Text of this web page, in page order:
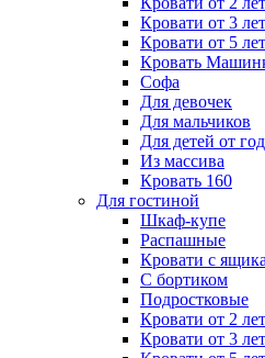
Кровати от 3 лет
Кровати от 5 лет
Кровать
Софа
Для девочек
Для мальчиков
Для детей от
Из массива
Кровать 160
Для гостиной
Шкаф-купе
Распашные
Кровати с
С бортиком
Подростковые
Кровати от 2 лет
Кровати от 3 лет